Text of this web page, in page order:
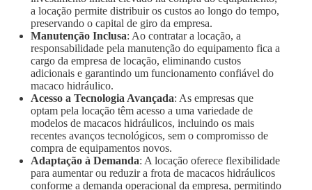
a locação permite distribuir os custos ao longo do tempo,
preservando o capital de giro da empresa.
Manutenção Inclusa: Ao contratar a locação, a
responsabilidade pela manutenção do equipamento fica a
cargo da empresa de locação, eliminando custos
adicionais e garantindo um funcionamento confiável do
macaco hidráulico.
Acesso a Tecnologia Avançada: As empresas que
optam pela locação têm acesso a uma variedade de
modelos de macacos hidráulicos, incluindo os mais
recentes avanços tecnológicos, sem o compromisso de
compra de equipamentos novos.
Adaptação à Demanda: A locação oferece flexibilidade
para aumentar ou reduzir a frota de macacos hidráulicos
conforme a demanda operacional da empresa, permitindo